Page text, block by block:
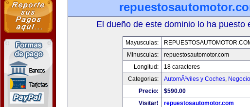
El dueño de este dominio lo ha puesto
Mayusculas:
Minusculas:
repuestosautomotor.com
Longitud:
18 caracteres
Categorias:
AutomÃ³viles y Coches,
Precio:
$590.00
Visitar!
repuestosautomotor.com